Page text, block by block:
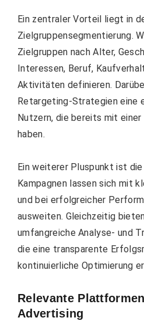
Ein zentraler Vorteil liegt in
Zielgruppensegmentierung.
Zielgruppen nach Alter,
Interessen, Beruf,
Aktivitäten definieren.
Retargeting-Strategien eine
Nutzern, die bereits mit
haben.
Ein weiterer Pluspunkt ist
Kampagnen lassen sich mit
und bei erfolgreicher
ausweiten. Gleichzeitig
umfangreiche Analyse- und
die eine transparente
kontinuierliche Optimierung
Relevante
Advertising